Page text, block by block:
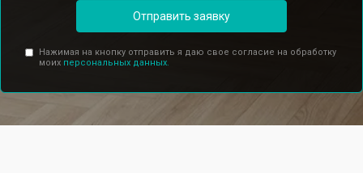
Отправить заявку
Нажимая на кнопку отправить я даю свое согласие на обработку
моих персональных данных.